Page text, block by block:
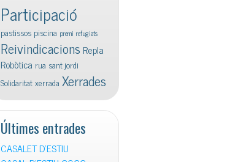
Participació
pastissos piscina premi refugiats
Reivindicacions Repla
Robòtica rua sant jordi
Solidaritatxerrada Xerrades
Últimes entrades
CASALET D’ESTIU